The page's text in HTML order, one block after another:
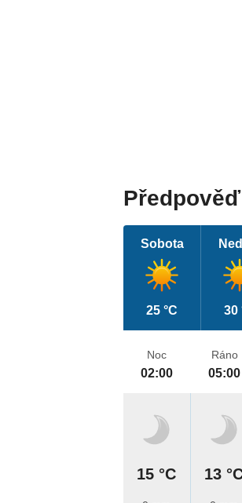
Sobota
25 °C 30
Noc
02:00
15 °C
Ráno
05:00
13